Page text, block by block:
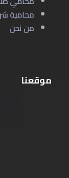
محامية
من نحن
موقعنا